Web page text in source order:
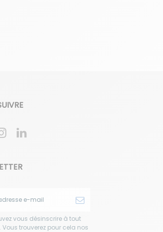
vous désinscrire à tout
trouverez pour cela nos